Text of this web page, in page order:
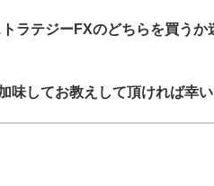
ラテジーFXのどちらを買うか
味してお教えして頂ければ幸い